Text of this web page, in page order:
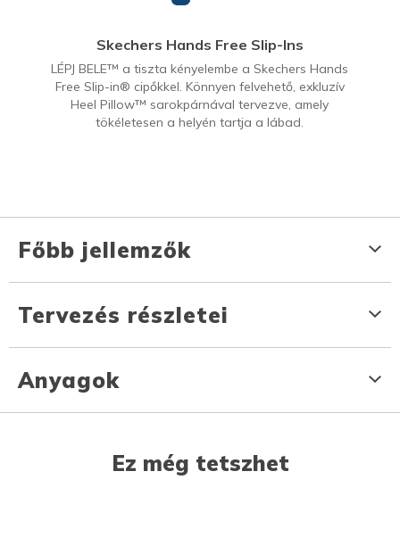
Skechers Hands Free Slip-Ins
LÉPJ BELE™ a tiszta kényelembe a Skechers Hands
Free Slip-in® cipőkkel. Könnyen felvehető, exkluzív
Heel Pillow™ sarokpárnával tervezve, amely
tökéletesen a helyén tartja a lábad.
Főbb jellemzők
Tervezés részletei
Anyagok
Ez még tetszhet